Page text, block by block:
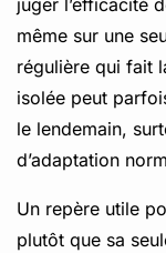
juger l’efficacité
même sur une
régulière qui fait
isolée peut
le lendemain,
d’adaptation
Un repère utile
plutôt que sa